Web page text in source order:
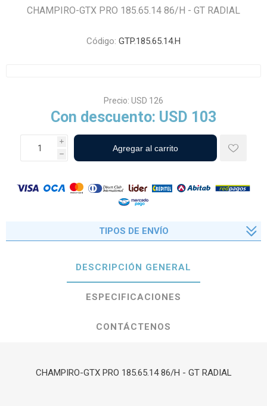
CHAMPIRO-GTX PRO 185.65.14 86/H - GT RADIAL
Código: GTP.185.65.14.H
Precio: USD 126
Con descuento: USD 103
i
h
TIPOS DE ENVÍO
DESCRIPCIÓN GENERAL
ESPECIFICACIONES
CONTÁCTENOS
CHAMPIRO-GTX PRO 185.65.14 86/H - GT RADIAL